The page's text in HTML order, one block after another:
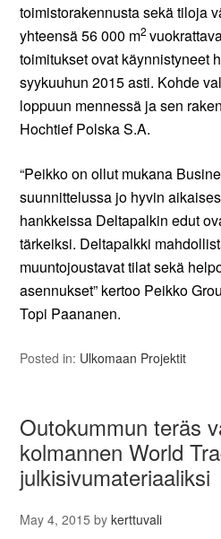
toimistorakennusta sekä tiloja
yhteensä 56 000 m2
toimitukset ovat käynnistyneet
syykuuhun 2015 asti. Kohde
loppuun mennessä ja sen
Hochtief Polska S.A.
“Peikko on ollut mukana
suunnittelussa jo hyvin
hankkeissa Deltapalkin edut
tärkeiksi. Deltapalkki
muuntojoustavat tilat sekä
asennukset” kertoo Peikko
Topi Paananen.
Posted in: Ulkomaan Projektit
Outokummun teräs
kolmannen World
julkisivumateriaaliksi
May 4, 2015 bykerttuvali